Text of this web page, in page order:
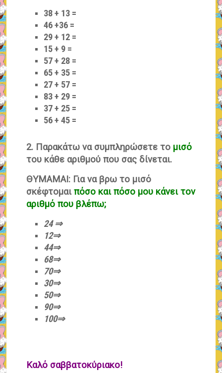
38 + 13 =
46 +36 =
29 + 12 =
15 + 9 =
57 + 28 =
65 + 35 =
27 + 57 =
83 + 29 =
37 + 25 =
56 + 45 =
2. Παρακάτω να συμπληρώσετε το μισό
του κάθε αριθμού που σας δίνεται.
ΘΥΜΑΜΑΙ: Για να βρω το μισό
σκέφτομαιπόσο και πόσο μου κάνει τον
αριθμό που βλέπω;
24 ⇒
12⇒
44⇒
68⇒
70⇒
30⇒
50⇒
90⇒
100⇒
Καλό σαββατοκύριακο!